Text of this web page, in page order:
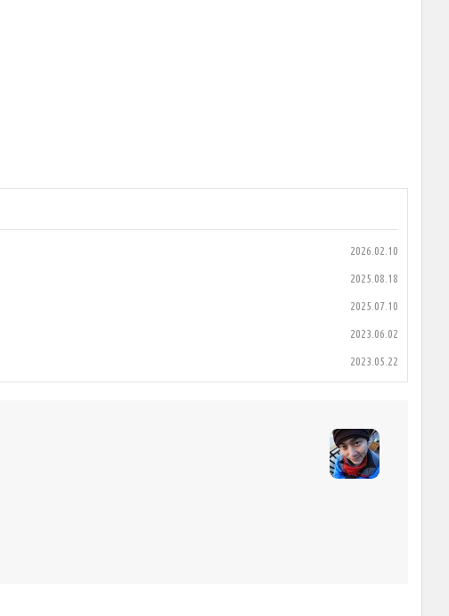
2026.02.10
2025.08.18
2025.07.10
2023.06.02
2023.05.22